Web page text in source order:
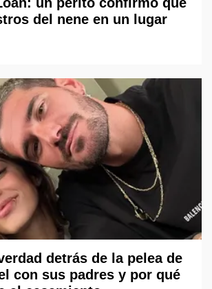
del nene en un lugar
detrás de la pelea de
con sus padres y por qué